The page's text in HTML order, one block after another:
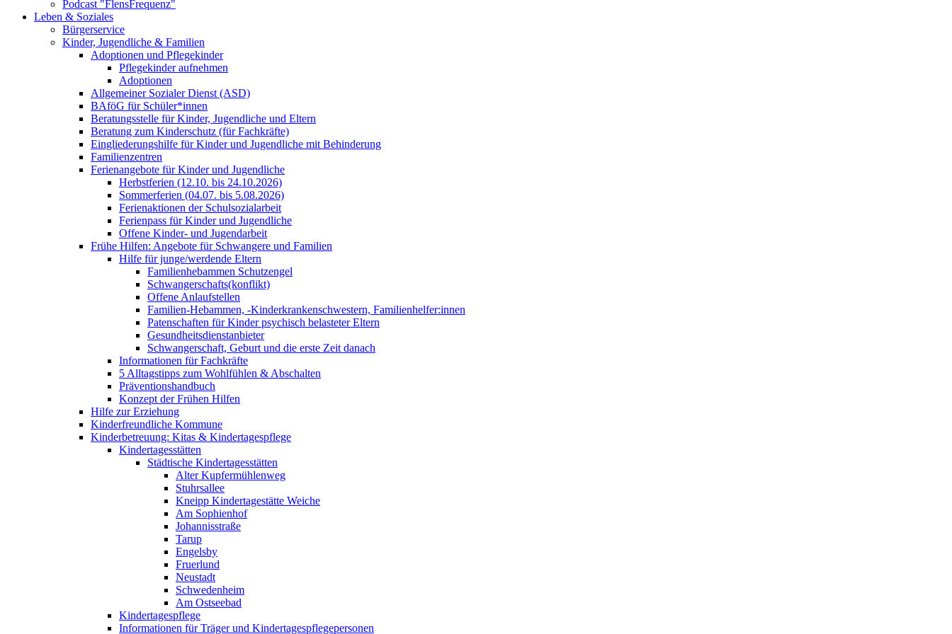
Podcast "FlensFrequenz"
Leben & Soziales
Bürgerservice
Kinder, Jugendliche & Familien
Adoptionen und Pflegekinder
Pflegekinder aufnehmen
Adoptionen
Allgemeiner Sozialer Dienst (ASD)
BAföG für Schüler*innen
Beratungsstelle für Kinder, Jugendliche und Eltern
Beratung zum Kinderschutz (für Fachkräfte)
Eingliederungshilfe für Kinder und Jugendliche mit Behinderung
Familienzentren
Ferienangebote für Kinder und Jugendliche
Herbstferien (12.10. bis 24.10.2026)
Sommerferien (04.07. bis 5.08.2026)
Ferienaktionen der Schulsozialarbeit
Ferienpass für Kinder und Jugendliche
Offene Kinder- und Jugendarbeit
Frühe Hilfen: Angebote für Schwangere und Familien
Hilfe für junge/werdende Eltern
Familienhebammen Schutzengel
Schwangerschafts(konflikt)
Offene Anlaufstellen
Familien-Hebammen, -Kinderkrankenschwestern, Familienhelfer:innen
Patenschaften für Kinder psychisch belasteter Eltern
Gesundheitsdienstanbieter
Schwangerschaft, Geburt und die erste Zeit danach
Informationen für Fachkräfte
5 Alltagstipps zum Wohlfühlen & Abschalten
Präventionshandbuch
Konzept der Frühen Hilfen
Hilfe zur Erziehung
Kinderfreundliche Kommune
Kinderbetreuung: Kitas & Kindertagespflege
Kindertagesstätten
Städtische Kindertagesstätten
Alter Kupfermühlenweg
Stuhrsallee
Kneipp Kindertagestätte Weiche
Am Sophienhof
Johannisstraße
Tarup
Engelsby
Fruerlund
Neustadt
Schwedenheim
Am Ostseebad
Kindertagespflege
Informationen für Träger und Kindertagespflegepersonen